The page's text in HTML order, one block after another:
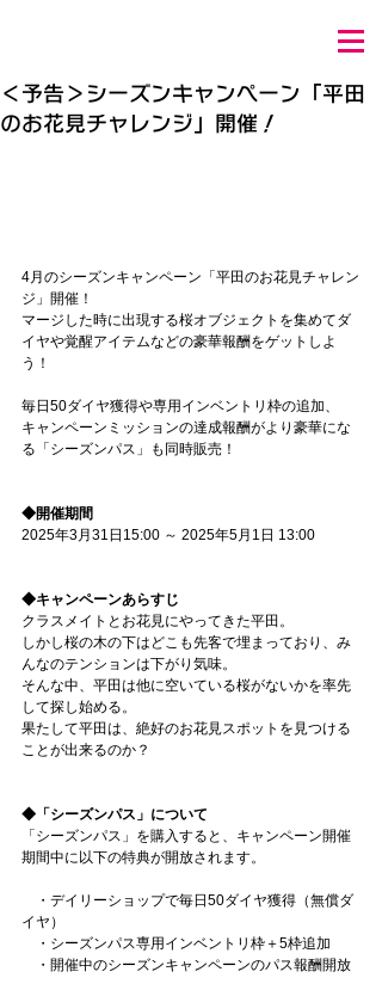
＜予告＞シーズンキャンペーン「平田
のお花見チャレンジ」開催！
4月のシーズンキャンペーン「平田のお花見チャレン
ジ」開催！
マージした時に出現する桜オブジェクトを集めてダ
イヤや覚醒アイテムなどの豪華報酬をゲットしよ
う！
毎日50ダイヤ獲得や専用インベントリ枠の追加、
キャンペーンミッションの達成報酬がより豪華にな
る「シーズンパス」も同時販売！
◆開催期間
2025年3月31日15:00 ～ 2025年5月1日 13:00
◆キャンペーンあらすじ
クラスメイトとお花見にやってきた平田。
しかし桜の木の下はどこも先客で埋まっており、み
んなのテンションは下がり気味。
そんな中、平田は他に空いている桜がないかを率先
して探し始める。
果たして平田は、絶好のお花見スポットを見つける
ことが出来るのか？
◆「シーズンパス」について
「シーズンパス」を購入すると、キャンペーン開催
期間中に以下の特典が開放されます。
・デイリーショップで毎日50ダイヤ獲得（無償ダ
イヤ）
・シーズンパス専用インベントリ枠＋5枠追加
・開催中のシーズンキャンペーンのパス報酬開放